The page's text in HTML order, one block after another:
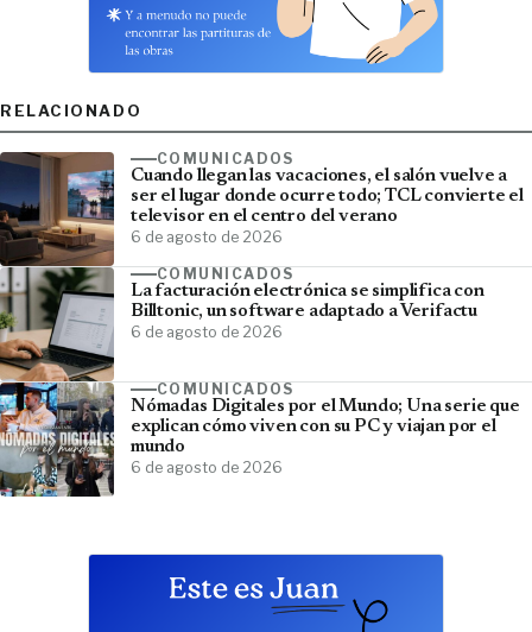
RELACIONADO
COMUNICADOS
Cuando llegan las vacaciones, el salón vuelve a
ser el lugar donde ocurre todo; TCL convierte el
televisor en el centro del verano
6 de agosto de 2026
COMUNICADOS
La facturación electrónica se simplifica con
Billtonic, un software adaptado a Verifactu
6 de agosto de 2026
COMUNICADOS
Nómadas Digitales por el Mundo; Una serie que
explican cómo viven con su PC y viajan por el
mundo
6 de agosto de 2026